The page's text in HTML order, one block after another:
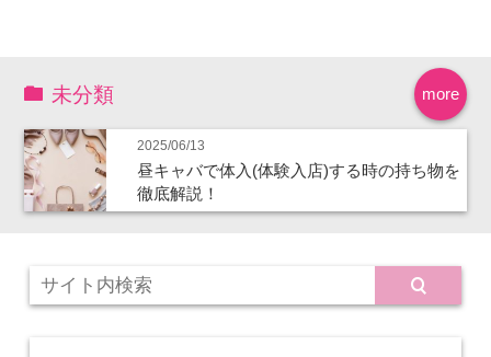
more
未分類
2025/06/13
昼キャバで体入(体験入店)する時の持ち物を
徹底解説！